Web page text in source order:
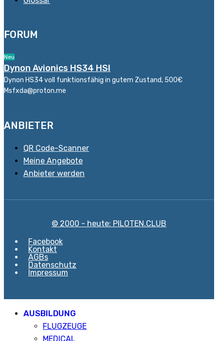
FORUM
Neu
Dynon Avionics HS34 HSI
Dynon HS34 voll funktionsfähig in gutem Zustand, 500€
Msfxda@proton.me
ANBIETER
QR Code-Scanner
Meine Angebote
Anbieter werden
© 2000 - heute: PILOTEN.CLUB
Facebook
Kontakt
AGBs
Datenschutz
Impressum
AUSBILDUNG
FLUGZEUGE
MEDICAL